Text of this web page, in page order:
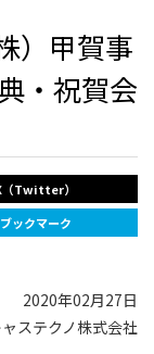
）甲賀事
・祝賀会
（Twitter）
ブックマーク
2020年02月27日
ステクノ株式会社